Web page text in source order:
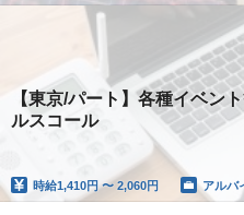
【東京/パート】各種イベン
ルスコール
時給1,410円 〜 2,060円 アルバ